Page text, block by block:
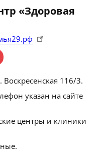
«Здоровая
Воскресенская 116/3.
указан на сайте
центры и клиники